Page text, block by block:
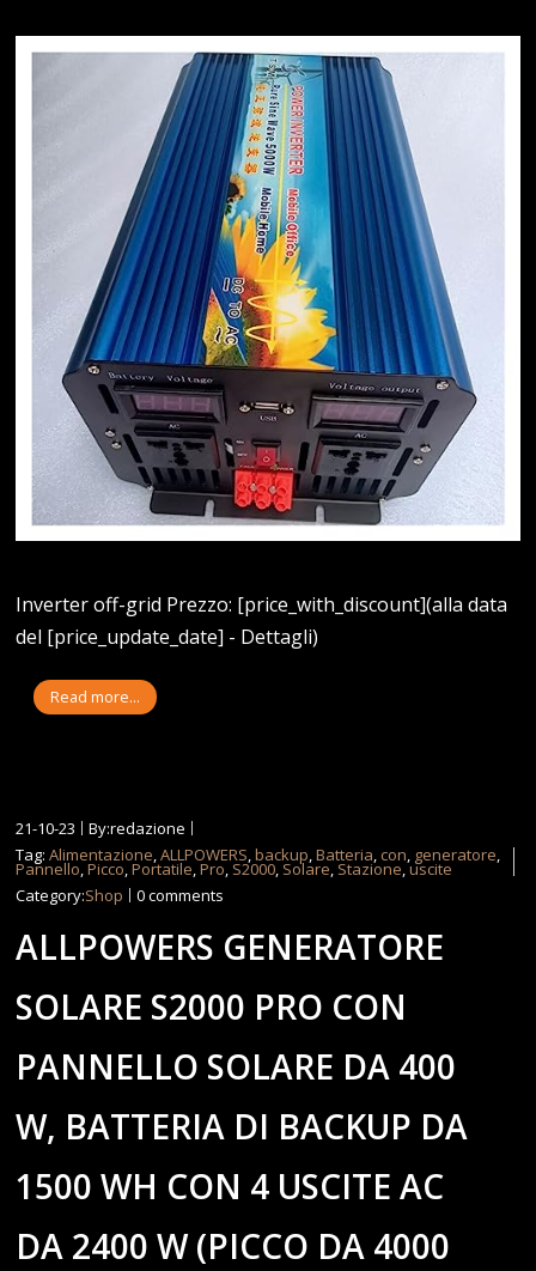
Inverter off-grid Prezzo: [price_with_discount](alla data
del [price_update_date] - Dettagli)
Read more...
21-10-23
By:redazione
Tag:Alimentazione,ALLPOWERS,backup,Batteria, con, generatore,
Pannello,Picco,Portatile,Pro, S2000, Solare, Stazione,uscite
Category:Shop 0 comments
ALLPOWERS GENERATORE
SOLARE S2000 PRO CON
PANNELLO SOLARE DA 400
W, BATTERIA DI BACKUP DA
1500 WH CON 4 USCITE AC
DA 2400 W (PICCO DA 4000